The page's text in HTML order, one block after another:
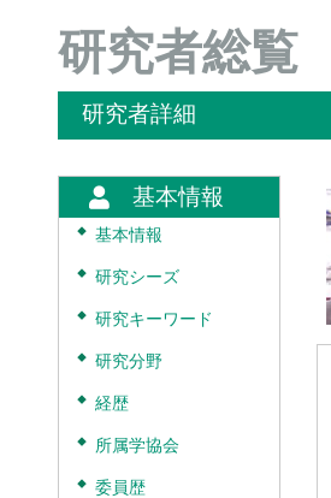
研究者総覧
研究者詳細
基本情報
◆ 基本情報
◆ 研究シーズ
◆ 研究キーワード
◆ 研究分野
◆ 経歴
◆ 所属学協会
◆ 委員歴